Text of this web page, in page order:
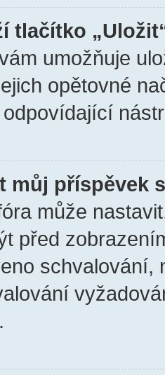
tlačítko
umožňuje
opětovné
můj příspěvek
může
před
schvalování,